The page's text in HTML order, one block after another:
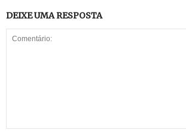
DEIXE UMA RESPOSTA